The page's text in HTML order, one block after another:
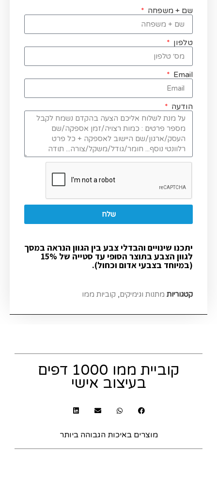
שם + משפחה
טלפון
Email
הודעה
שלח
יתכנו שינויים והבדלי צבע בין הגוון הנראה במסך
לגוון הצבע בתוצר הסופי עד סטייה של 15%
(במיוחד בצבעי אדום וכחול).
קטגוריות מתנות וגימיקים, קוביות ממו
קוביית ממו 1000 דפים
בעיצוב אישי
מוצרים באיכות הגבוהה ביותר